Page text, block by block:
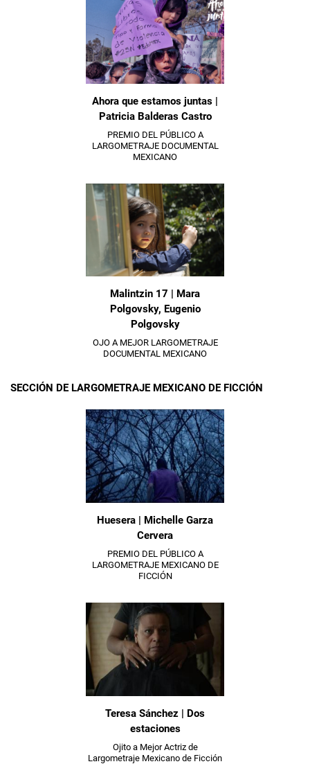
Ahora que estamos juntas |
Patricia Balderas Castro
PREMIO DEL PÚBLICO A
LARGOMETRAJE DOCUMENTAL
MEXICANO
Malintzin 17 | Mara
Polgovsky, Eugenio
Polgovsky
OJO A MEJOR LARGOMETRAJE
DOCUMENTAL MEXICANO
SECCIÓN DE LARGOMETRAJE MEXICANO DE FICCIÓN
Huesera | Michelle Garza
Cervera
PREMIO DEL PÚBLICO A
LARGOMETRAJE MEXICANO DE
FICCIÓN
Teresa Sánchez | Dos
estaciones
Ojito a Mejor Actriz de
Largometraje Mexicano de Ficción